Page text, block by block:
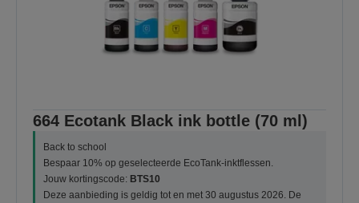
664 Ecotank Black ink bottle (70 ml)
Back to school
Bespaar 10% op geselecteerde EcoTank-inktflessen.
Jouw kortingscode: BTS10
Deze aanbieding is geldig tot en met 30 augustus 2026. De